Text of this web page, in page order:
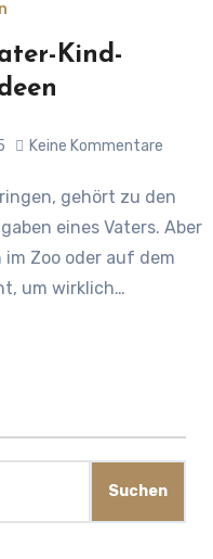
Kind-
Keine Kommentare
eines Vaters. Aber
Zoo oder auf dem
um wirklich…
Suchen